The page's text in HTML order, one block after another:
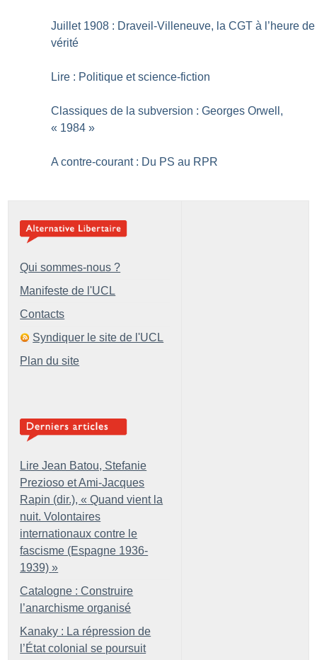
Juillet 1908 : Draveil-Villeneuve, la CGT à l’heure de
vérité
Lire : Politique et science-fiction
Classiques de la subversion : Georges Orwell,
« 1984 »
A contre-courant : Du PS au RPR
Qui sommes-nous ?
Manifeste de l'UCL
Contacts
Syndiquer le site de l'UCL
Plan du site
Lire Jean Batou, Stefanie
Prezioso et Ami-Jacques
Rapin (dir.), « Quand vient la
nuit. Volontaires
internationaux contre le
fascisme (Espagne 1936-
1939) »
Catalogne : Construire
l’anarchisme organisé
Kanaky : La répression de
l’État colonial se poursuit